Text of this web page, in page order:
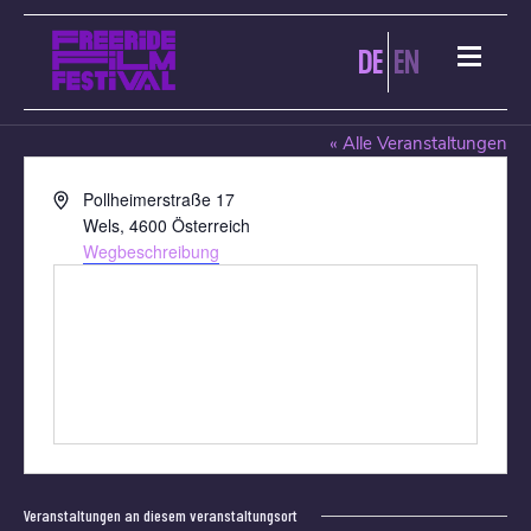
DE EN
PROGRAMMKINO WELS
« Alle Veranstaltungen
AdressePollheimerstraße 17
Wels, 4600 Österreich
Wegbeschreibung
Veranstaltungen an diesem veranstaltungsort